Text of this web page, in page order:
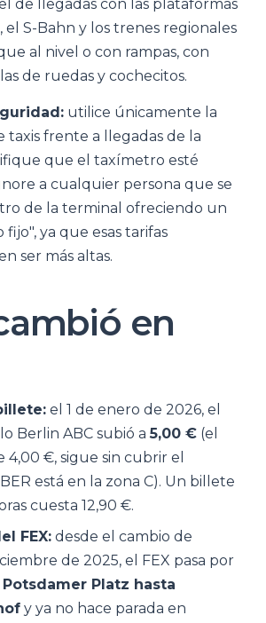
de llegadas con las plataformas
el S-Bahn y los trenes regionales
al nivel o con rampas, con
de ruedas y cochecitos.
utilice únicamente la
taxis frente a llegadas de la
que el taxímetro esté
a cualquier persona que se
de la terminal ofreciendo un
fijo", ya que esas tarifas
ser más altas.
en
el 1 de enero de 2026, el
Berlin ABC subió a5,00 € (el
4,00 €, sigue sin cubrir el
está en la zona C). Un billete
cuesta 12,90 €.
FEX: desde el cambio de
de 2025, el FEX pasa por
Platz hasta
y ya no hace parada en